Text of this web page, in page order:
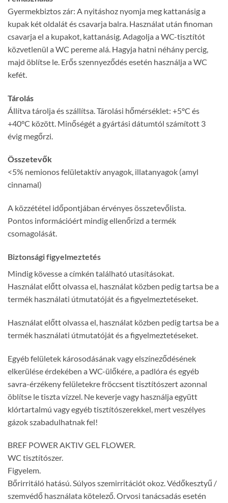
Gyermekbiztos zár: A nyitáshoz nyomja meg kattanásig a
kupak két oldalát és csavarja balra. Használat után finoman
csavarja el a kupakot, kattanásig. Adagolja a WC-tisztítót
közvetlenül a WC pereme alá. Hagyja hatni néhány percig,
majd öblítse le. Erős szennyeződés esetén használja a WC
kefét.
Tárolás
Állítva tárolja és szállítsa. Tárolási hőmérséklet: +5°C és
+40°C között. Minőségét a gyártási dátumtól számított 3
évig megőrzi.
Összetevők
<5% nemionos felületaktív anyagok, illatanyagok (amyl
cinnamal)
A közzététel időpontjában érvényes összetevőlista.
Pontos információért mindig ellenőrizd a termék
csomagolását.
Biztonsági figyelmeztetés
Mindig kövesse a címkén található utasításokat.
Használat előtt olvassa el, használat közben pedig tartsa be a
termék használati útmutatóját és a figyelmeztetéseket.
Használat előtt olvassa el, használat közben pedig tartsa be a
termék használati útmutatóját és a figyelmeztetéseket.
Egyéb felületek károsodásának vagy elszíneződésének
elkerülése érdekében a WC-ülőkére, a padlóra és egyéb
savra-érzékeny felületekre fröccsent tisztítószert azonnal
öblítse le tiszta vízzel. Ne keverje vagy használja együtt
klórtartalmú vagy egyéb tisztítószerekkel, mert veszélyes
gázok szabadulhatnak fel!
BREF POWER AKTIV GEL FLOWER.
WC tisztítószer.
Figyelem.
Bőrirritáló hatású. Súlyos szemirritációt okoz. Védőkesztyű /
szemvédő használata kötelező. Orvosi tanácsadás esetén